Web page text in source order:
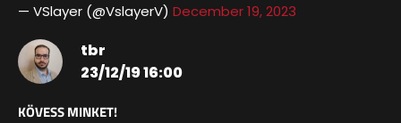
— VSlayer (@VslayerV) December 19, 2023
tbr
23/12/19 16:00
KÖVESS MINKET!